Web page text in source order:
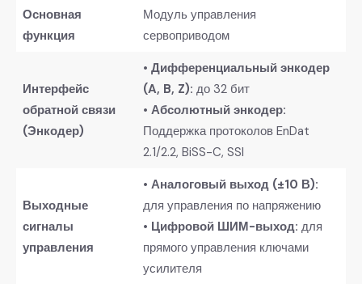
​Основная
функция​
Модуль управления
сервоприводом
​Интерфейс
обратной связи
(Энкодер)​
• ​ ​Дифференциальный энкодер
(A, B, Z):​ ​ до 32 бит
• ​ ​Абсолютный энкодер:​
Поддержка протоколов EnDat
2.1/2.2, BiSS-C, SSI
​Выходные
сигналы
управления​
• ​ ​Аналоговый выход (±10 В):​
для управления по напряжению
• ​ ​Цифровой ШИМ-выход:​ ​ для
прямого управления ключами
усилителя